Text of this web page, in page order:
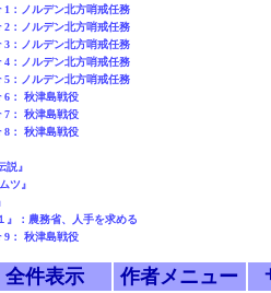
1：ノルデン北方哨戒任務
2：ノルデン北方哨戒任務
3：ノルデン北方哨戒任務
4：ノルデン北方哨戒任務
5：ノルデン北方哨戒任務
6： 秋津島戦役
7： 秋津島戦役
8： 秋津島戦役
』
ツ』
：農務省、人手を求める
9： 秋津島戦役
全件表示 作者メニュー